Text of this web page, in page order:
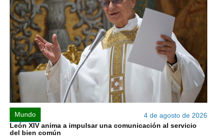
Mundo
4 de agosto de 2026
León XIV anima a impulsar una comunicación al servicio
del bien común